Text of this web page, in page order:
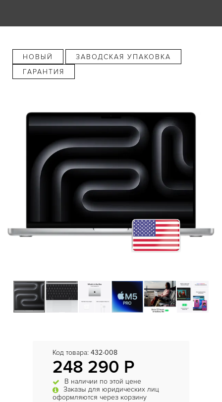
НОВЫЙ
ЗАВОДСКАЯ УПАКОВКА
ГАРАНТИЯ
Код товара: 432-008
248 290 Р
В наличии по этой цене
Заказы для юридических лиц
оформляются через корзину